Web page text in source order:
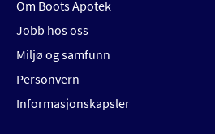
Om Boots Apotek
Jobb hos oss
Miljø og samfunn
Personvern
Informasjonskapsler